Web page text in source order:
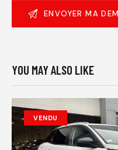
YOU MAY ALSO LIKE
VENDU